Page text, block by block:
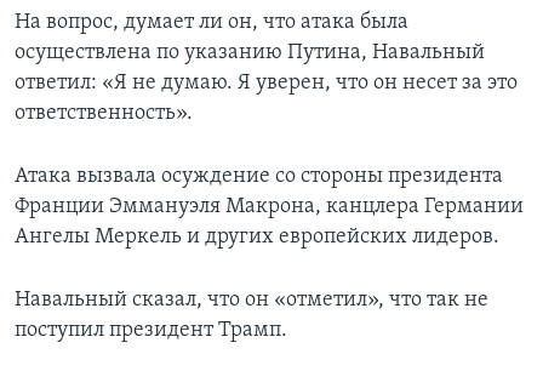
На вопрос, думает ли он, что атака была
осуществлена по указанию Путина, Навальный
ответил: «Я не думаю. Я уверен, что он несет за это
ответственность».
Атака вызвала осуждение со стороны президента
Франции Эммануэля Макрона, канцлера Германии
Ангелы Меркель и других европейских лидеров.
Навальный сказал, что он «отметил», что так не
поступил президент Трамп.